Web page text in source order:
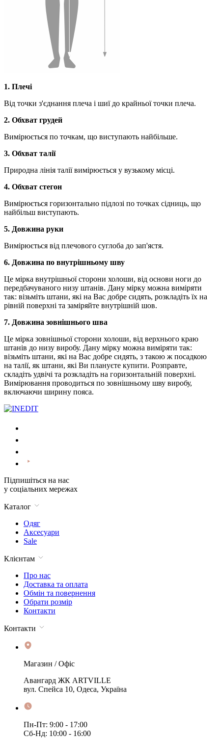
1. Плечі
Від точки з'єднання плеча і шиї до крайньої точки плеча.
2. Обхват грудей
Вимірюється по точкам, що виступають найбільше.
3. Обхват талії
Природна лінія талії вимірюється у вузькому місці.
4. Обхват стегон
Вимірюється горизонтально підлозі по точках сідниць, що
найбільш виступають.
5. Довжина руки
Вимірюється від плечового суглоба до зап'ястя.
6. Довжина по внутрішньому шву
Це мірка внутрішньої сторони холоши, від основи ноги до
передбачуваного низу штанів. Дану мірку можна виміряти
так: візьміть штани, які на Вас добре сидять, розкладіть їх на
рівній поверхні та заміряйте внутрішній шов.
7. Довжина зовнішнього шва
Це мірка зовнішньої сторони холоши, від верхнього краю
штанів до низу виробу. Дану мірку можна виміряти так:
візьміть штани, які на Вас добре сидять, з такою ж посадкою
на талії, як штани, які Ви плануєте купити. Розправте,
складіть удвічі та розкладіть на горизонтальній поверхні.
Вимірювання проводиться по зовнішньому шву виробу,
включаючи ширину пояса.
Підпишіться на нас
у соціальних мережах
Каталог
Одяг
Аксесуари
Sale
Клієнтам
Про нас
Доставка та оплата
Обмін та повернення
Обрати розмір
Контакти
Контакти
Магазин / Офіс
Авангард ЖК ARTVILLE
вул. Спейса 10, Одеса, Україна
Пн-Пт: 9:00 - 17:00
Сб-Нд: 10:00 - 16:00